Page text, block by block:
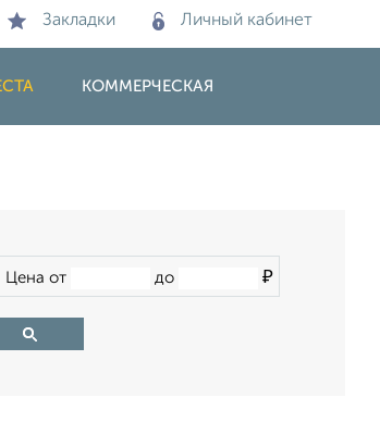
Закладки Личный кабинет
КОММЕРЧЕСКАЯ
Цена от до ₽